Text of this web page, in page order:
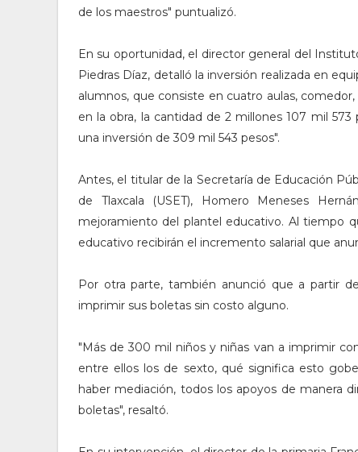
de los maestros" puntualizó.
En su oportunidad, el director general del
Piedras Díaz, detalló la inversión realizada en
alumnos, que consiste en cuatro aulas,
en la obra, la cantidad de 2 millones 107 mil
una inversión de 309 mil 543 pesos".
Antes, el titular de la Secretaría de Educación
de Tlaxcala (USET), Homero Meneses
mejoramiento del plantel educativo. Al tiempo
educativo recibirán el incremento salarial que
Por otra parte, también anunció que a partir
imprimir sus boletas sin costo alguno.
"Más de 300 mil niños y niñas van a imprimir
entre ellos los de sexto, qué significa esto
haber mediación, todos los apoyos de manera
boletas", resaltó.